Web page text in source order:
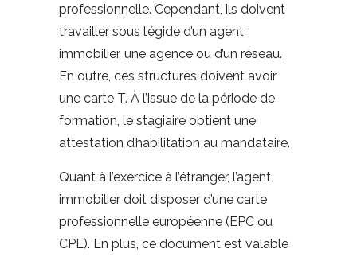
professionnelle. Cependant, ils doivent
travailler sous l’égide d’un agent
immobilier, une agence ou d’un réseau.
En outre, ces structures doivent avoir
une carte T. À l’issue de la période de
formation, le stagiaire obtient une
attestation d’habilitation au mandataire.
Quant à l’exercice à l’étranger, l’agent
immobilier doit disposer d’une carte
professionnelle européenne (EPC ou
CPE). En plus, ce document est valable